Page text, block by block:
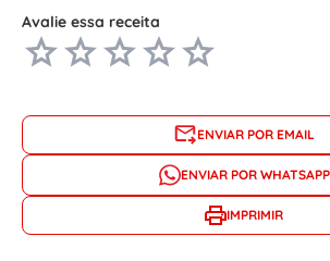
Avalie essa receita
ENVIAR POR EMAIL
ENVIAR POR WHATSAPP
IMPRIMIR